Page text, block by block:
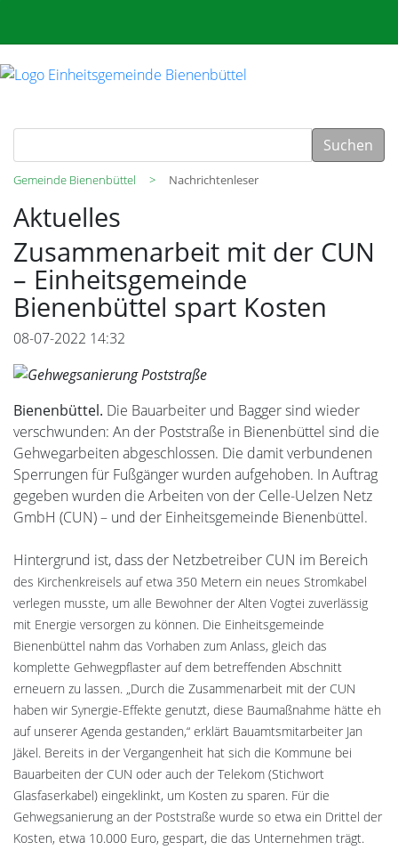
Suchen
Gemeinde Bienenbüttel Nachrichtenleser
Aktuelles
Zusammenarbeit mit der CUN
– Einheitsgemeinde
Bienenbüttel spart Kosten
08-07-2022 14:32
Bienenbüttel. Die Bauarbeiter und Bagger sind wieder
verschwunden: An der Poststraße in Bienenbüttel sind die
Gehwegarbeiten abgeschlossen. Die damit verbundenen
Sperrungen für Fußgänger wurden aufgehoben. In Auftrag
gegeben wurden die Arbeiten von der Celle-Uelzen Netz
GmbH (CUN) – und der Einheitsgemeinde Bienenbüttel.
Hintergrund ist, dass der Netzbetreiber CUN im Bereich
des Kirchenkreisels auf etwa 350 Metern ein neues Stromkabel
verlegen musste, um alle Bewohner der Alten Vogtei zuverlässig
mit Energie versorgen zu können. Die Einheitsgemeinde
Bienenbüttel nahm das Vorhaben zum Anlass, gleich das
komplette Gehwegpflaster auf dem betreffenden Abschnitt
erneuern zu lassen. „Durch die Zusammenarbeit mit der CUN
haben wir Synergie-Effekte genutzt, diese Baumaßnahme hätte eh
auf unserer Agenda gestanden,“ erklärt Bauamtsmitarbeiter Jan
Jäkel. Bereits in der Vergangenheit hat sich die Kommune bei
Bauarbeiten der CUN oder auch der Telekom (Stichwort
Glasfaserkabel) eingeklinkt, um Kosten zu sparen. Für die
Gehwegsanierung an der Poststraße wurde so etwa ein Drittel der
Kosten, etwa 10.000 Euro, gespart, die das Unternehmen trägt.